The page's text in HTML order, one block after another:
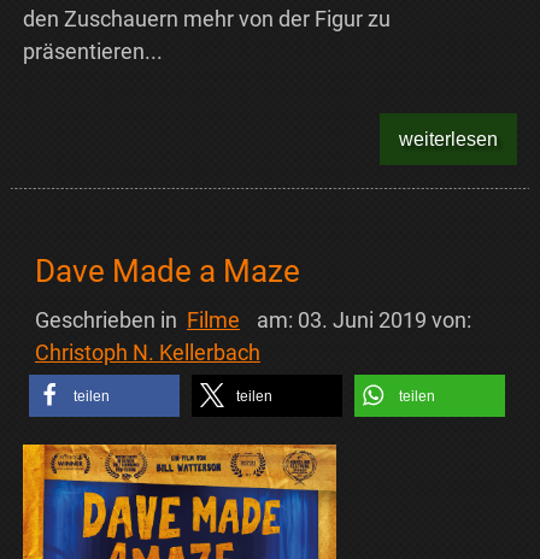
den Zuschauern mehr von der Figur zu
präsentieren...
weiterlesen
Dave Made a Maze
Geschrieben in Filme am: 03. Juni 2019 von:
Christoph N. Kellerbach
teilen teilen teilen